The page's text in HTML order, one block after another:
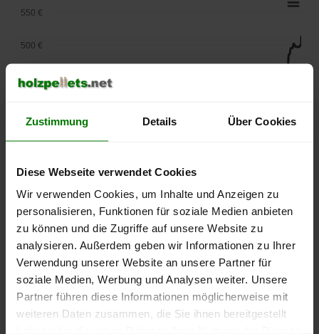
Zustimmung Details Über Cookies
Diese Webseite verwendet Cookies
Wir verwenden Cookies, um Inhalte und Anzeigen zu
personalisieren, Funktionen für soziale Medien anbieten
zu können und die Zugriffe auf unsere Website zu
analysieren. Außerdem geben wir Informationen zu Ihrer
Verwendung unserer Website an unsere Partner für
soziale Medien, Werbung und Analysen weiter. Unsere
Partner führen diese Informationen möglicherweise mit
weiteren Daten zusammen, die Sie ihnen bereitgestellt
lose Ware
2025
2026
2026
250 €
300 €
350 €
450 €
500 €
550 €
Die aktuelle Preisentwicklung für Holzpellets in Deutschland
können Sie jederzeit auf unsererPelletspreise-Seite
nachvollziehen.